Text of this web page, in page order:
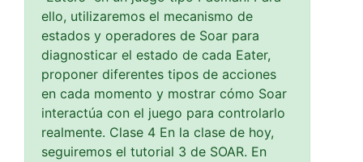
ello, utilizaremos el mecanismo de
estados y operadores de Soar para
diagnosticar el estado de cada Eater,
proponer diferentes tipos de acciones
en cada momento y mostrar cómo Soar
interactúa con el juego para controlarlo
realmente. Clase 4 En la clase de hoy,
seguiremos el tutorial 3 de SOAR. En